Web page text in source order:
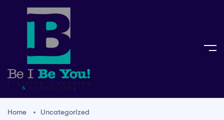
Home Uncategorized